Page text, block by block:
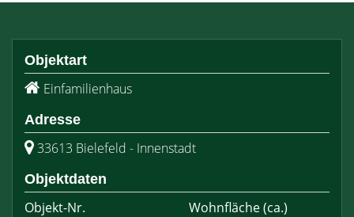
Objektart
Einfamilienhaus
Adresse
33613 Bielefeld - Innenstadt
Objektdaten
Objekt-Nr.
Wohnfläche(ca.)